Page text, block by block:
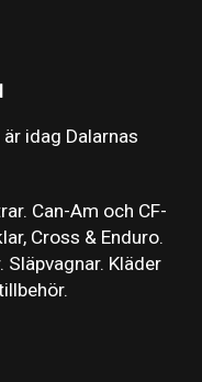
idag Dalarnas
Can-Am och CF-
Cross & Enduro.
Kläder